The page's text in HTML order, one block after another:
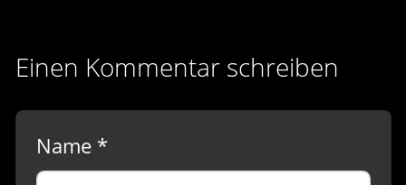
Einen Kommentar schreiben
Name *